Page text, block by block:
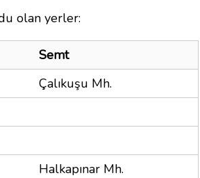
olan yerler:
Semt
Çalıkuşu Mh.
Halkapınar Mh.